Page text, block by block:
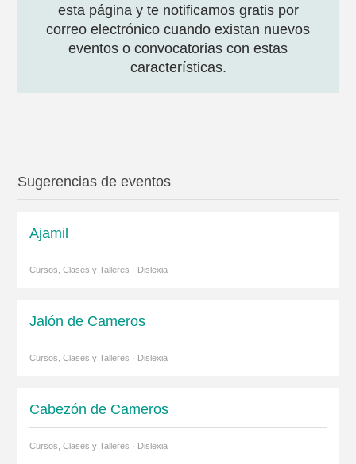
esta página y te notificamos gratis por
correo electrónico cuando existan nuevos
eventos o convocatorias con estas
características.
Sugerencias de eventos
Ajamil
Cursos, Clases y Talleres · Dislexia
Jalón de Cameros
Cursos, Clases y Talleres · Dislexia
Cabezón de Cameros
Cursos, Clases y Talleres · Dislexia